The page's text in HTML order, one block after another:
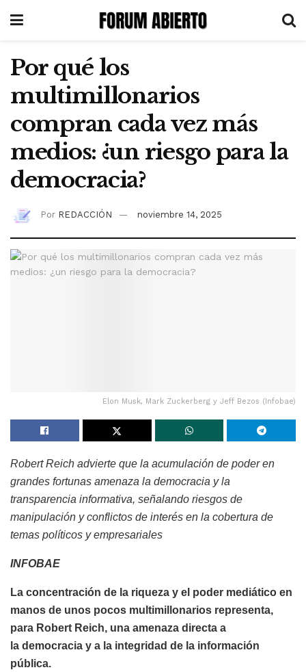
Por qué los
multimillonarios
compran cada vez más
medios: ¿un riesgo para la
democracia?
Por REDACCIÓN noviembre 14, 2025
Elon Musk, Mark Zuckerberg y Jeff Bezos (Infobae)
Robert Reich advierte que la acumulación de poder en
grandes fortunas amenaza la democracia y la
transparencia informativa, señalando riesgos de
manipulación y conflictos de interés en la cobertura de
temas políticos y empresariales
INFOBAE
La concentración de la riqueza y el poder mediático en
manos de unos pocos multimillonarios representa,
para Robert Reich, una amenaza directa a
la democracia y a la integridad de la información
pública.